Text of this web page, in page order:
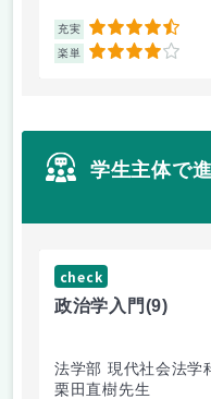
充実 4.5
楽単 4
学生主体で
check
政治学入門(9)
法学部 現代社会法学
栗田直樹先生